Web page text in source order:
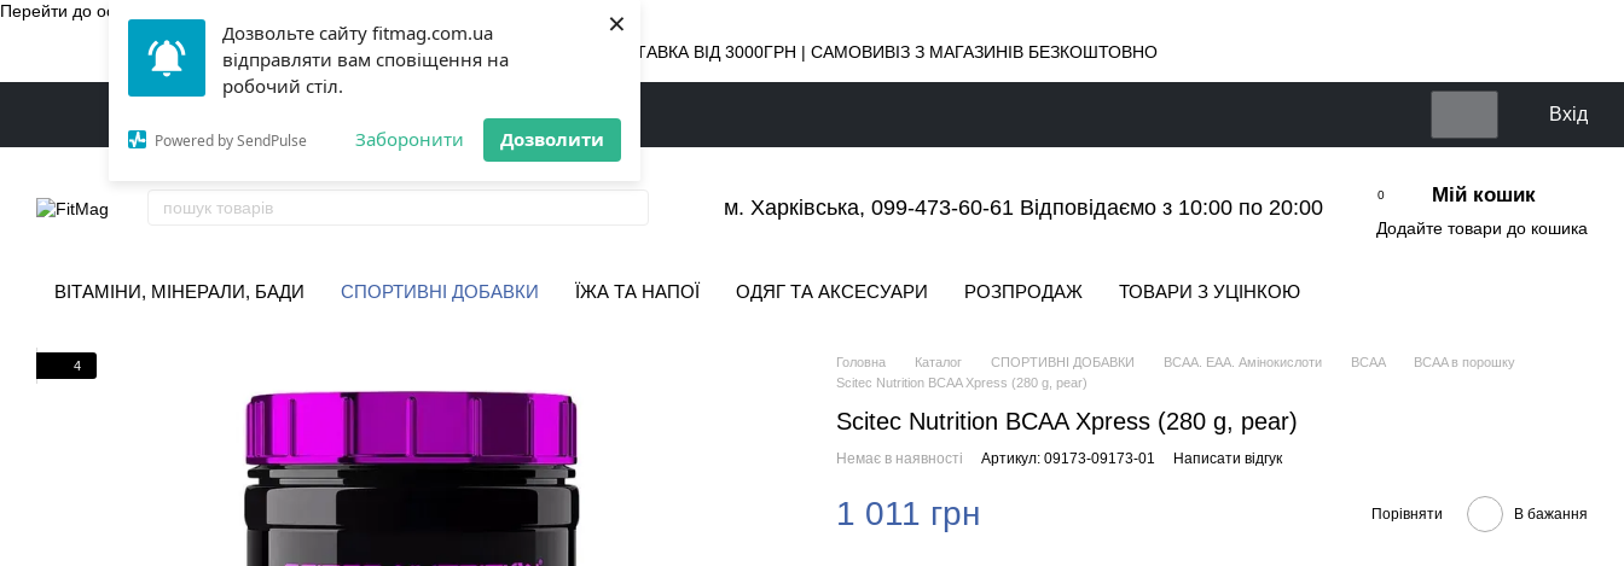
Дозвольте сайту fitmag.com.ua
відправляти вам сповіщення на
робочий стіл.
Powered by SendPulse Заборонити Дозволити
×
Перейти до основного контенту
БЕЗКОШТОВНА ДОСТАВКА ВІД 3000ГРН | САМОВИВІЗ З МАГАЗИНІВ БЕЗКОШТОВНО
Вхід
м. Харківська, 099-473-60-61 Відповідаємо з 10:00 по 20:00
0 Мій кошик
Додайте товари до кошика
ВІТАМІНИ, МІНЕРАЛИ, БАДИ СПОРТИВНІ ДОБАВКИ ЇЖА ТА НАПОЇ ОДЯГ ТА АКСЕСУАРИ РОЗПРОДАЖ ТОВАРИ З УЦІНКОЮ
4 Головна Каталог СПОРТИВНІ ДОБАВКИ BCAA. EAA. Амінокислоти BCAA
BCAA в порошку
Scitec Nutrition BCAA Xpress (280 g, pear)
Scitec Nutrition BCAA Xpress (280 g, pear)
Немає в наявності Артикул: 09173-09173-01 Написати відгук
1 011 грн Порівняти В бажання